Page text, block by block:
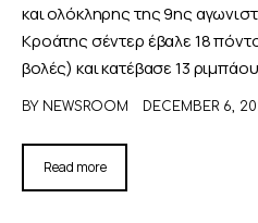
και ολόκληρης της 9ης
Κροάτης σέντερ έβαλε 18
βολές) και κατέβασε 13
BY NEWSROOM DECEMBER 6,
Read more